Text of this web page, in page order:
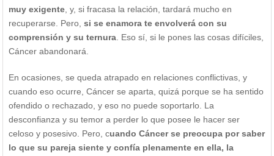
muy exigente , y, si fracasa la relación, tardará mucho en
recuperarse. Pero,si se enamora te envolverá con su
comprensión y su ternura . Eso sí, si le pones las cosas difíciles,
Cáncer abandonará.
En ocasiones, se queda atrapado en relaciones conflictivas, y
cuando eso ocurre, Cáncer se aparta, quizá porque se ha sentido
ofendido o rechazado, y eso no puede soportarlo. La
desconfianza y su temor a perder lo que posee le hacer ser
celoso y posesivo. Pero, cuando Cáncer se preocupa por saber
lo que su pareja siente y confía plenamente en ella, la